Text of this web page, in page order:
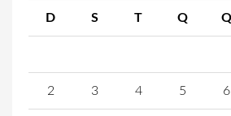
D S T Q Q
2 3 4 5 6